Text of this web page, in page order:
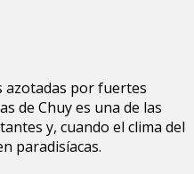
azotadas por fuertes
de Chuy es una de las
y, cuando el clima del
paradisíacas.